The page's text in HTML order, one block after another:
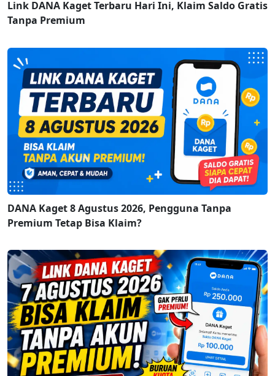
Link DANA Kaget Terbaru Hari Ini, Klaim Saldo Gratis
Tanpa Premium
DANA Kaget 8 Agustus 2026, Pengguna Tanpa
Premium Tetap Bisa Klaim?